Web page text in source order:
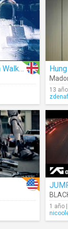
Lonely Together (Alan Walker Remix)
13
1 año